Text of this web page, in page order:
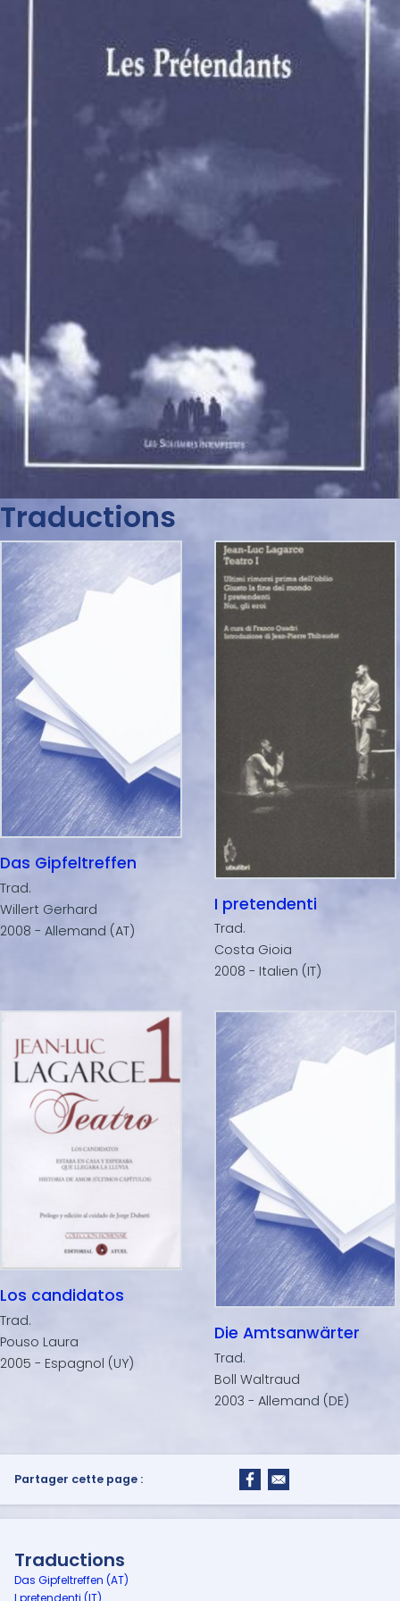
Traductions
Das Gipfeltreffen
Trad.
Willert Gerhard
2008 - Allemand (AT)
I pretendenti
Trad.
Costa Gioia
2008 - Italien (IT)
Los candidatos
Trad.
Pouso Laura
2005 - Espagnol (UY)
Die Amtsanwärter
Trad.
Boll Waltraud
2003 - Allemand (DE)
Partager cette page :
Traductions
Das Gipfeltreffen (AT)
I pretendenti (IT)